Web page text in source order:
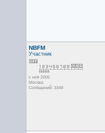
NBFM
Участник
с ноя 2005
Москва
Сообщений: 3348